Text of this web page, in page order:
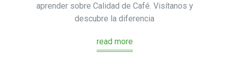
aprender sobre Calidad de Café. Visítanos y
descubre la diferencia
read more